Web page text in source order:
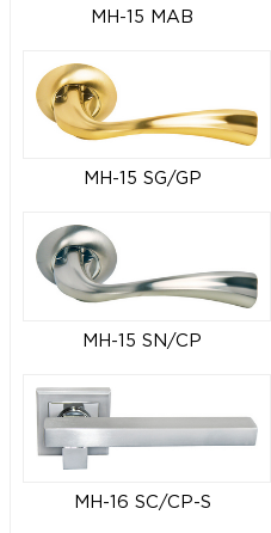
MH-15 MAB
MH-15 SG/GP
MH-15 SN/CP
MH-16 SC/CP-S